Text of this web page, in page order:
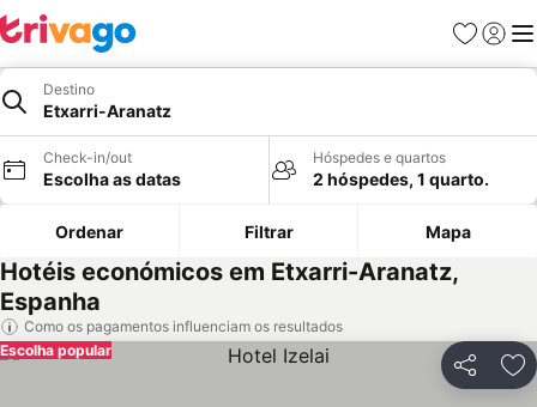
Favoritos
Iniciar
Destino
Etxarri-Aranatz
Check-in/out
Escolha as datas
Hóspedes e quartos
2 hóspedes, 1 quarto.
Ordenar Filtrar Mapa
Hotéis económicos em Etxarri-Aranatz,
Espanha
Como os pagamentos influenciam os resultados
Partilhar
Escolha popular